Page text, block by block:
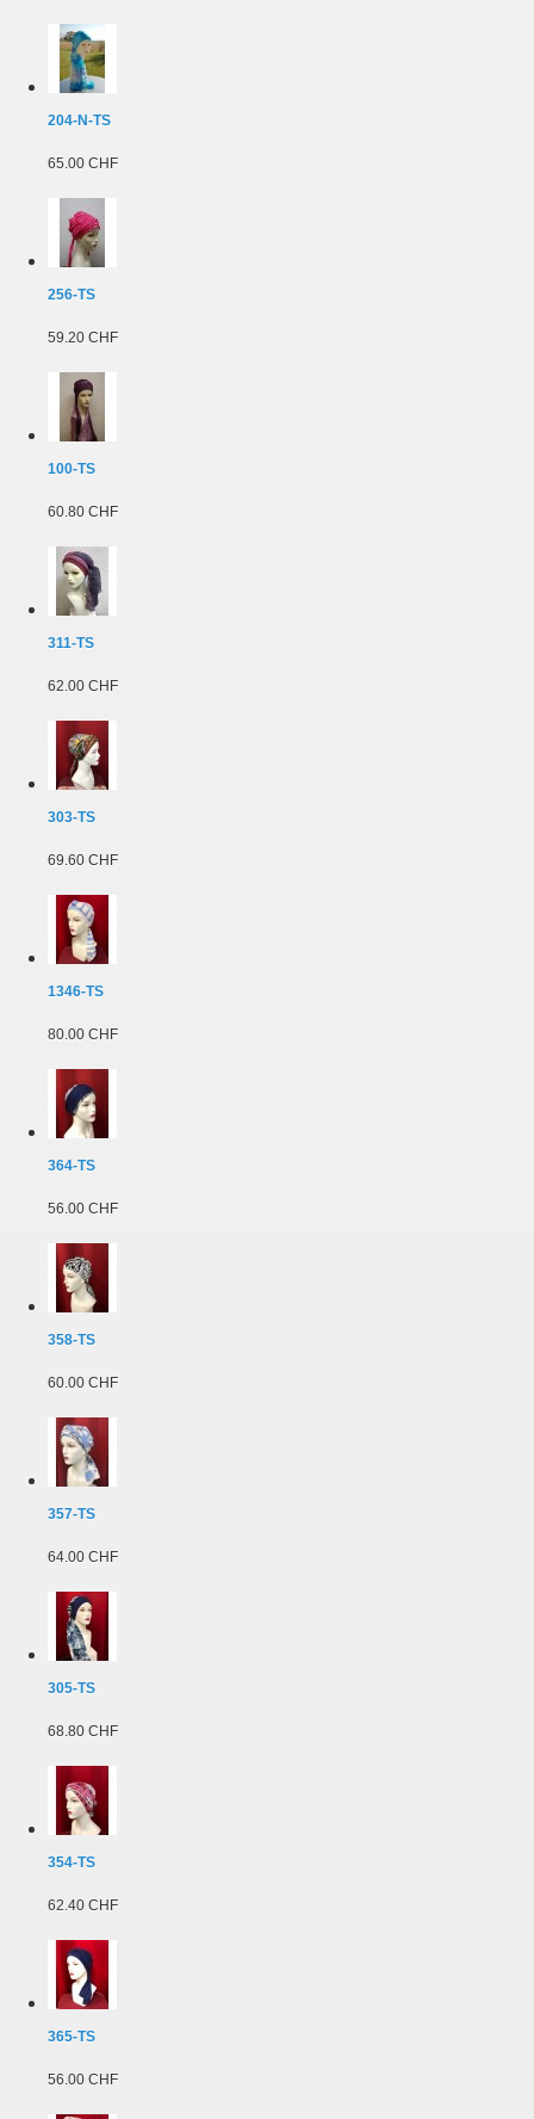
204-N-TS
65.00 CHF
256-TS
59.20 CHF
100-TS
60.80 CHF
311-TS
62.00 CHF
303-TS
69.60 CHF
1346-TS
80.00 CHF
364-TS
56.00 CHF
358-TS
60.00 CHF
357-TS
64.00 CHF
305-TS
68.80 CHF
354-TS
62.40 CHF
365-TS
56.00 CHF